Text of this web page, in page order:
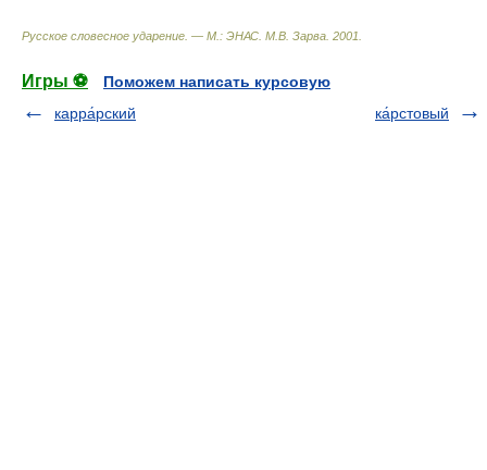
Русское словесное ударение. — М.: ЭНАС М.В. Зарва 2001
Игры ⚽
Поможем написать курсовую
карра́рский
ка́рстовый